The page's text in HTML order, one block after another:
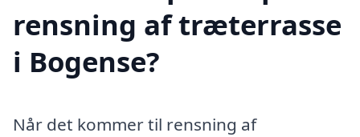
rensning af træterrasse
i Bogense?
Når det kommer til rensning af